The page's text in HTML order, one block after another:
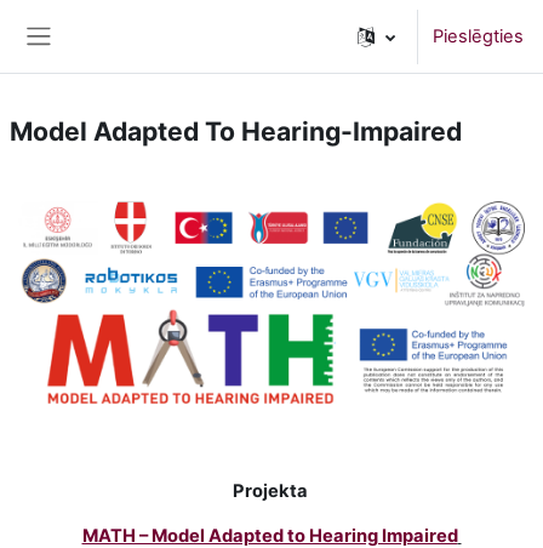
Pieslēgties
Model Adapted To Hearing-Impaired
Projekta
MATH – Model Adapted to Hearing Impaired